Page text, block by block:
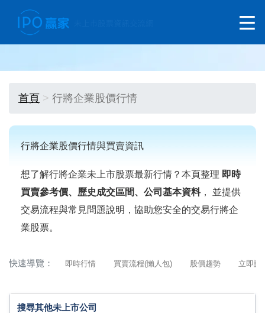
首頁 行將企業股價行情
行將企業股價行情與買賣資訊
想了解行將企業未上市股票最新行情？本頁整理 即時
買賣參考價、歷史成交區間、公司基本資料， 並提供
交易流程與常見問題說明，協助您安全的交易行將企
業股票。
快速導覽： 即時行情 買賣流程(懶人包) 股價趨勢 立即詢
搜尋其他未上市公司
搜尋其他未上市公司